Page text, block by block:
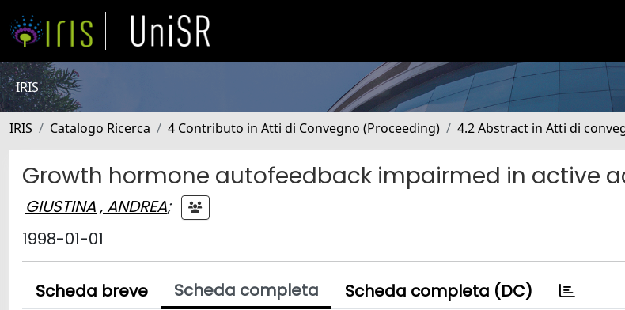
IRIS
IRIS Catalogo Ricerca 4 Contributo in Atti di Convegno (Proceeding) 4.2 Abstract in Atti di
Growth hormone autofeedback impairmed in active
GIUSTINA , ANDREA;
1998-01-01
Scheda breve Scheda completa Scheda completa (DC)